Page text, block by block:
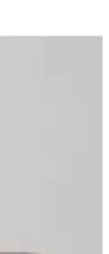
bağlamalı
kullanım